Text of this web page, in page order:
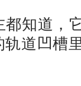
知道，
道凹槽